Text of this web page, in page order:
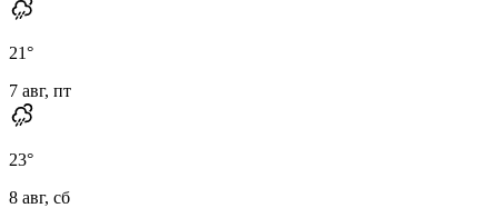
21°
7 авг, пт
23°
8 авг, сб